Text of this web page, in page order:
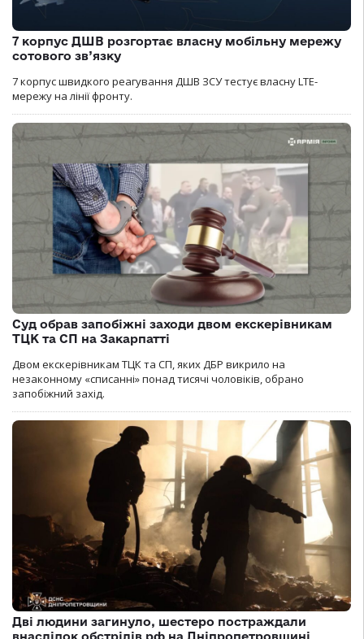
7 корпус ДШВ розгортає власну мобільну мережу
сотового зв’язку
7 корпус швидкого реагування ДШВ ЗСУ тестує власну LTE-
мережу на лінії фронту.
Суд обрав запобіжні заходи двом екскерівникам
ТЦК та СП на Закарпатті
Двом екскерівникам ТЦК та СП, яких ДБР викрило на
незаконному «списанні» понад тисячі чоловіків, обрано
запобіжний захід.
Дві людини загинуло, шестеро постраждали
внаслідок обстрілів рф на Дніпропетровщині